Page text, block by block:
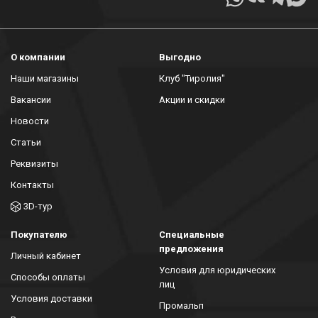
О компании
Наши магазины
Вакансии
Новости
Статьи
Реквизиты
Контакты
3D-тур
Выгодно
Клуб "Тиролия"
Акции и скидки
Покупателю
Личный кабинет
Способы оплаты
Условия доставки
Специальные
предложения
Условия для юридических
лиц
Промальп